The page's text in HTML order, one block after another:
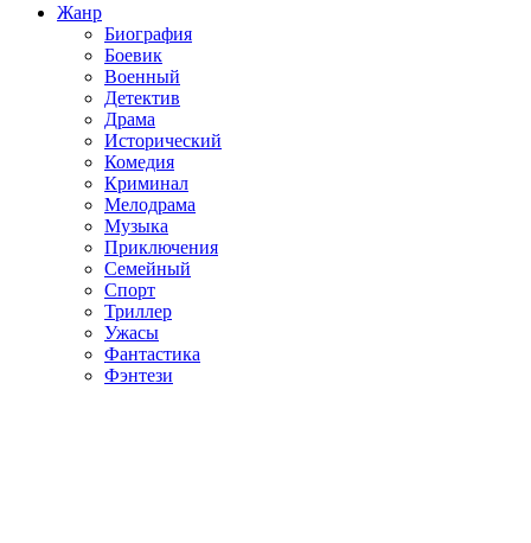
Жанр
Биография
Боевик
Военный
Детектив
Драма
Исторический
Комедия
Криминал
Мелодрама
Музыка
Приключения
Семейный
Спорт
Триллер
Ужасы
Фантастика
Фэнтези